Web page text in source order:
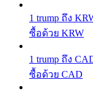
1 trump ถึง
ซื้อด้วย KRW
1 trump ถึง
ซื้อด้วย CAD